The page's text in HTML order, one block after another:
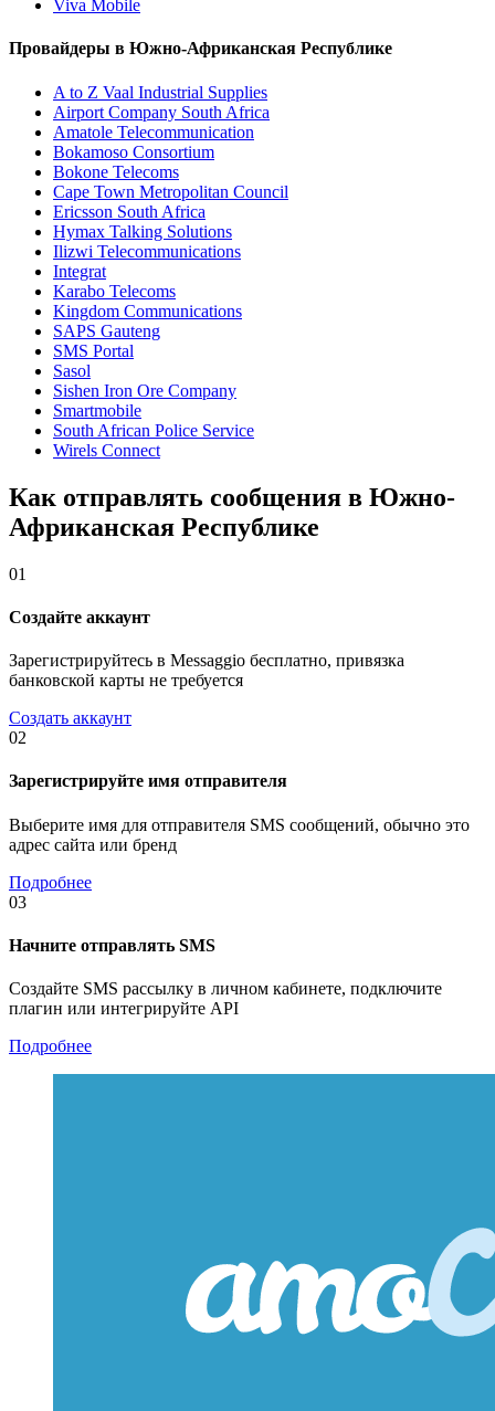
Viva Mobile
Провайдеры в Южно-Африканская Республике
A to Z Vaal Industrial Supplies
Airport Company South Africa
Amatole Telecommunication
Bokamoso Consortium
Bokone Telecoms
Cape Town Metropolitan Council
Ericsson South Africa
Hymax Talking Solutions
Ilizwi Telecommunications
Integrat
Karabo Telecoms
Kingdom Communications
SAPS Gauteng
SMS Portal
Sasol
Sishen Iron Ore Company
Smartmobile
South African Police Service
Wirels Connect
Как отправлять сообщения в Южно-
Африканская Республике
01
Создайте аккаунт
Зарегистрируйтесь в Messaggio бесплатно, привязка
банковской карты не требуется
Создать аккаунт
02
Зарегистрируйте имя отправителя
Выберите имя для отправителя SMS сообщений, обычно это
адрес сайта или бренд
Подробнее
03
Начните отправлять SMS
Создайте SMS рассылку в личном кабинете, подключите
плагин или интегрируйте API
Подробнее